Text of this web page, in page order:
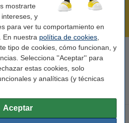
mostrarte
y
para ver tu comportamiento en
En nuestra política de cookies
tipo de cookies, cómo funcionan, y
Selecciona ''Aceptar'' para
estas cookies, solo
y analíticas (y técnicas
Aceptar
al 900 123 247
de 09:00 a 20:00.